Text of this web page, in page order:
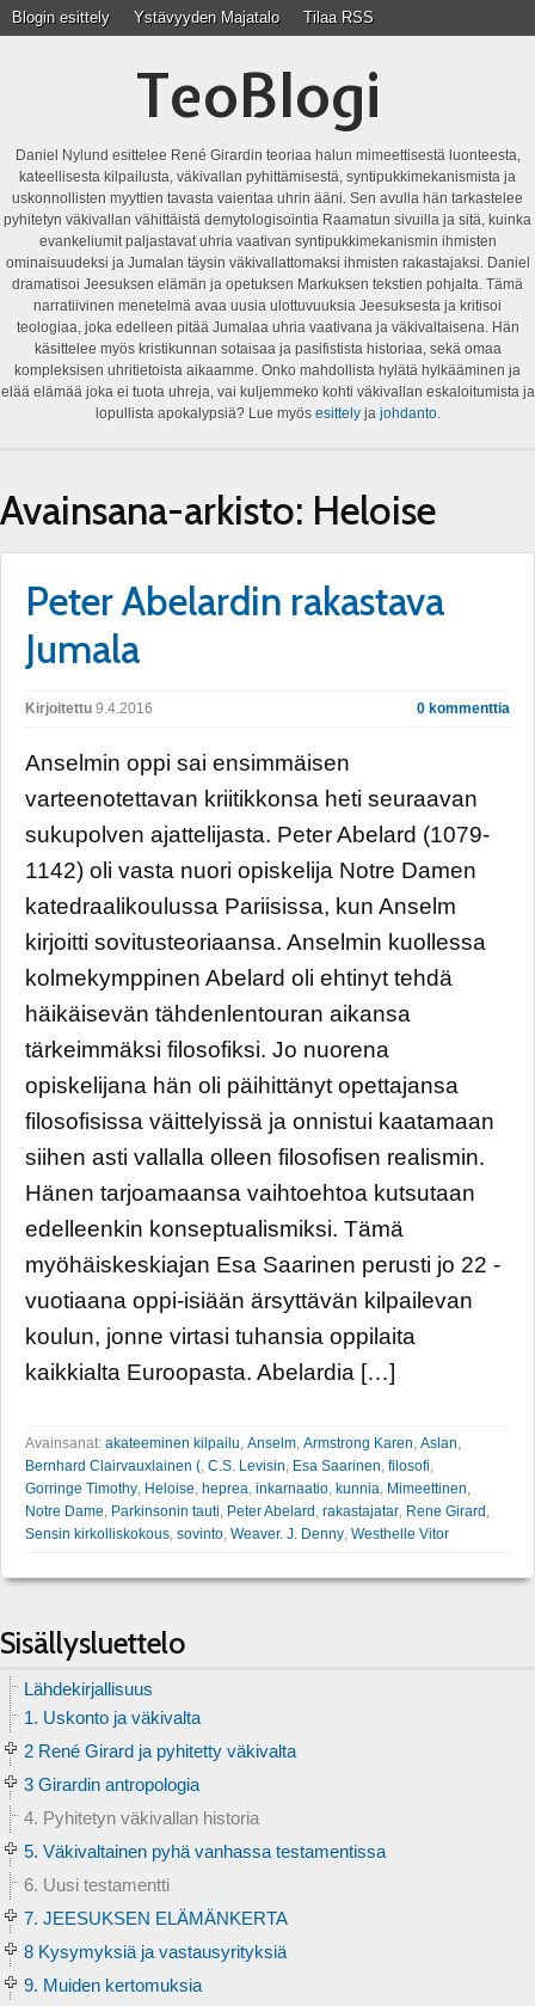
Blogin esittely Ystävyyden Majatalo Tilaa RSS
TeoBlogi
Daniel Nylund esittelee René Girardin teoriaa halun mimeettisestä luonteesta,
kateellisesta kilpailusta, väkivallan pyhittämisestä, syntipukkimekanismista ja
uskonnollisten myyttien tavasta vaientaa uhrin ääni. Sen avulla hän tarkastelee
pyhitetyn väkivallan vähittäistä demytologisointia Raamatun sivuilla ja sitä, kuinka
evankeliumit paljastavat uhria vaativan syntipukkimekanismin ihmisten
ominaisuudeksi ja Jumalan täysin väkivallattomaksi ihmisten rakastajaksi. Daniel
dramatisoi Jeesuksen elämän ja opetuksen Markuksen tekstien pohjalta. Tämä
narratiivinen menetelmä avaa uusia ulottuvuuksia Jeesuksesta ja kritisoi
teologiaa, joka edelleen pitää Jumalaa uhria vaativana ja väkivaltaisena. Hän
käsittelee myös kristikunnan sotaisaa ja pasifistista historiaa, sekä omaa
kompleksisen uhritietoista aikaamme. Onko mahdollista hylätä hylkääminen ja
elää elämää joka ei tuota uhreja, vai kuljemmeko kohti väkivallan eskaloitumista ja
lopullista apokalypsiä? Lue myös esittelyja johdanto.
Avainsana-arkisto: Heloise
Peter Abelardin rakastava
Jumala
Kirjoitettu 9.4.2016 0 kommenttia
Anselmin oppi sai ensimmäisen
varteenotettavan kriitikkonsa heti seuraavan
sukupolven ajattelijasta. Peter Abelard (1079-
1142) oli vasta nuori opiskelija Notre Damen
katedraalikoulussa Pariisissa, kun Anselm
kirjoitti sovitusteoriaansa. Anselmin kuollessa
kolmekymppinen Abelard oli ehtinyt tehdä
häikäisevän tähdenlentouran aikansa
tärkeimmäksi filosofiksi. Jo nuorena
opiskelijana hän oli päihittänyt opettajansa
filosofisissa väittelyissä ja onnistui kaatamaan
siihen asti vallalla olleen filosofisen realismin.
Hänen tarjoamaansa vaihtoehtoa kutsutaan
edelleenkin konseptualismiksi. Tämä
myöhäiskeskiajan Esa Saarinen perusti jo 22 -
vuotiaana oppi-isiään ärsyttävän kilpailevan
koulun, jonne virtasi tuhansia oppilaita
kaikkialta Euroopasta. Abelardia […]
Avainsanat: akateeminen kilpailu Anselm Armstrong Karen Aslan
Bernhard Clairvauxlainen ( C.S. Levisin Esa Saarinen filosofi
Gorringe Timothy Heloise heprea inkarnaatio kunnia Mimeettinen
Notre Dame Parkinsonin tauti Peter Abelard rakastajatar Rene Girard
Sensin kirkolliskokous sovinto Weaver. J. Denny Westhelle Vitor
Sisällysluettelo
Lähdekirjallisuus
1. Uskonto ja väkivalta
2 René Girard ja pyhitetty väkivalta
3 Girardin antropologia
4. Pyhitetyn väkivallan historia
5. Väkivaltainen pyhä vanhassa testamentissa
6. Uusi testamentti
7. JEESUKSEN ELÄMÄNKERTA
8 Kysymyksiä ja vastausyrityksiä
9. Muiden kertomuksia